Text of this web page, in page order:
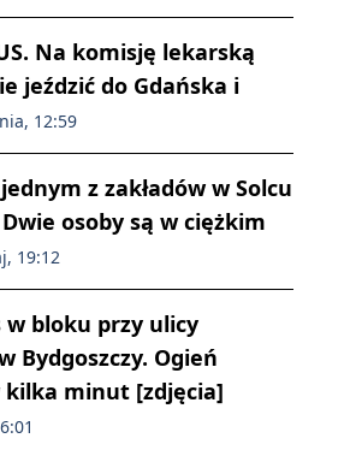
Na komisję lekarską
jeździć do Gdańska i
12:59
z zakładów w Solcu
osoby są w ciężkim
19:12
w bloku przy ulicy
Bydgoszczy. Ogień
kilka minut [zdjęcia]